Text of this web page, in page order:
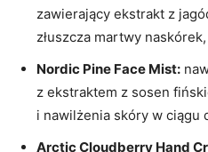
zawierający ekstrakt z
złuszcza martwy
Nordic ⁣Pine Face Mist:
z ekstraktem‍ z sosen
i nawilżenia skóry w ciągu
Arctic Cloudberry Hand